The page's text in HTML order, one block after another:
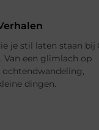
je stil laten staan bij
Van een glimlach op
dingen.